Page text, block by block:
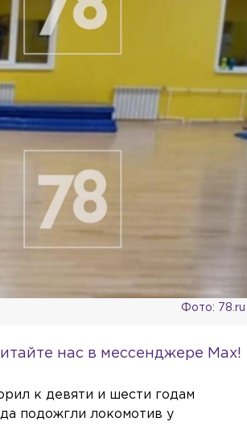
Фото: 78.ru
нас в мессенджере Max!
к девяти и шести годам
подожгли локомотив у